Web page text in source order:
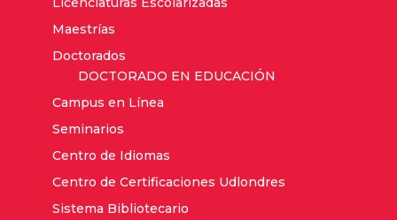
Maestrías
Doctorados
DOCTORADO EN EDUCACIÓN
Campus en Línea
Seminarios
Centro de Idiomas
Centro de Certificaciones Udlondres
Sistema Bibliotecario